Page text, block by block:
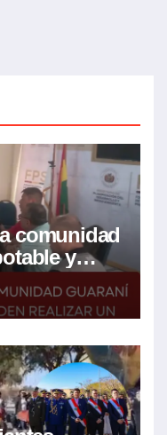
comunidad
y
para